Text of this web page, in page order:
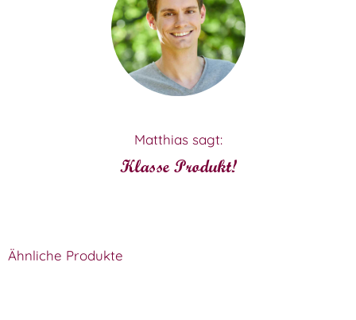
Matthias sagt:
Klasse Produkt!
Ähnliche Produkte